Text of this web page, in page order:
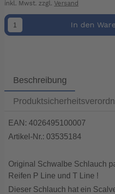
inkl. Mwst. zzgl. Versand
In den
Beschreibung
EAN: 4026495100007
Artikel-Nr.: 03535184
Original Schwalbe Schlauch
Reifen P Line und T Line !
Dieser Schlauch hat ein